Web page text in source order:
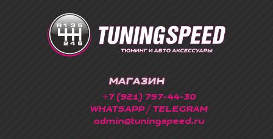
МАГАЗИН
+7 (921) 797-44-30
WHATSAPP / TELEGRAM
admin@tuningspeed.ru